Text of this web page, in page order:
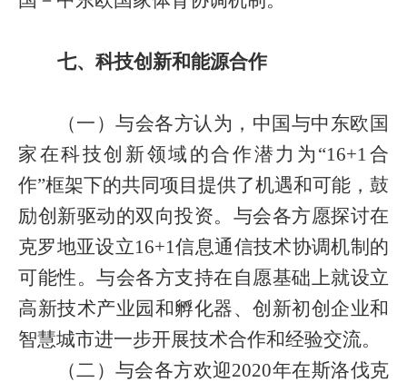
七、科技创新和能源合作
（一）与会各方认为，中国与中东欧国
家在科技创新领域的合作潜力为“16+1合
作”框架下的共同项目提供了机遇和可能，鼓
励创新驱动的双向投资。与会各方愿探讨在
克罗地亚设立16+1信息通信技术协调机制的
可能性。与会各方支持在自愿基础上就设立
高新技术产业园和孵化器、创新初创企业和
智慧城市进一步开展技术合作和经验交流。
（二）与会各方欢迎2020年在斯洛伐克